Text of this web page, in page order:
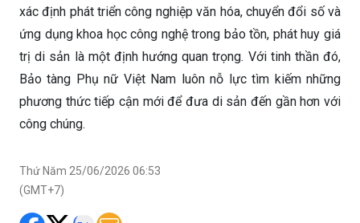
xác định phát triển công nghiệp văn hóa, chuyển đổi số và
ứng dụng khoa học công nghệ trong bảo tồn, phát huy giá
trị di sản là một định hướng quan trọng. Với tinh thần đó,
Bảo tàng Phụ nữ Việt Nam luôn nỗ lực tìm kiếm những
phương thức tiếp cận mới để đưa di sản đến gần hơn với
công chúng.
Thứ Năm 25/06/2026 06:53
(GMT+7)